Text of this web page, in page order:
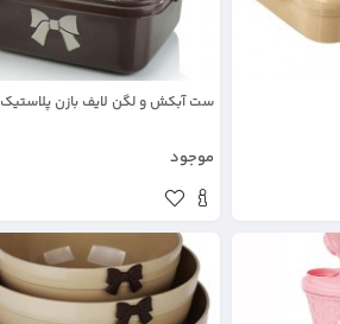
ست آبکش و لگن لایف بازن پلاستیک
موجود